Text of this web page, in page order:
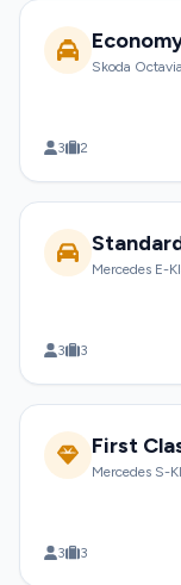
Skoda
3 2
Mercedes E-
3 3
First
Mercedes S-
3 3